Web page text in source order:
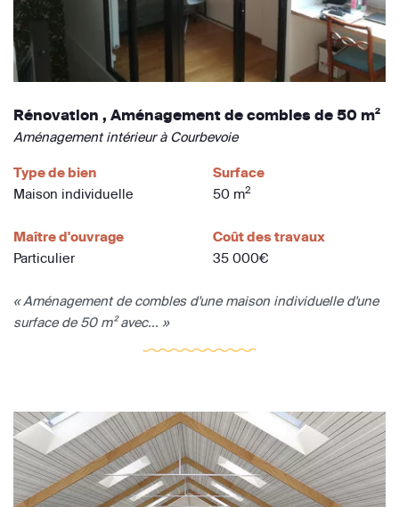
Rénovation , Aménagement de combles de 50 m²
Aménagement intérieur à Courbevoie
Type de bien
Maison individuelle
Surface
50 m2
Maître d'ouvrage
Particulier
Coût des travaux
35 000€
« Aménagement de combles d'une maison individuelle d'une
surface de 50 m² avec... »